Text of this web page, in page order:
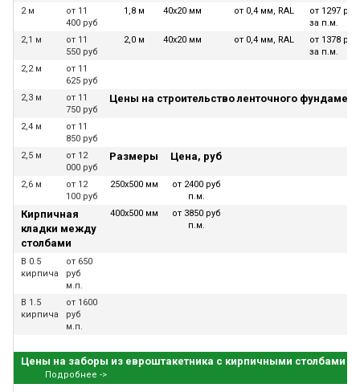
2 м
от 11
400 руб
1,8 м 40х20 мм от 0,4 мм, RAL
от 1297 руб
за п.м.
2,1 м
от 11
550 руб
2,0 м 40х20 мм от 0,4 мм, RAL
от 1378 руб
за п.м.
2,2 м
от 11
625 руб
2,3 м
от 11
750 руб
Цены на строительство ленточного
2,4 м
от 11
850 руб
2,5 м
от 12
000 руб
Размеры Цена, руб
2,6 м
от 12
100 руб
250х500 мм
от 2400 руб
п.м.
Кирпичная
кладки между
столбами
400х500 мм
от 3850 руб
п.м.
В 0.5
кирпича
от 650
руб
м.п.
В 1.5
кирпича
от 1600
руб
м.п.
Цены на заборы из евроштакетника с кирпичными столбами
Подробнее ->